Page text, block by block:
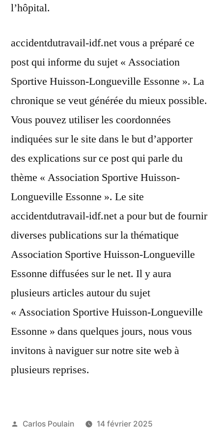
l’hôpital.
accidentdutravail-idf.net vous a préparé ce
post qui informe du sujet « Association
Sportive Huisson-Longueville Essonne ». La
chronique se veut générée du mieux possible.
Vous pouvez utiliser les coordonnées
indiquées sur le site dans le but d’apporter
des explications sur ce post qui parle du
thème « Association Sportive Huisson-
Longueville Essonne ». Le site
accidentdutravail-idf.net a pour but de fournir
diverses publications sur la thématique
Association Sportive Huisson-Longueville
Essonne diffusées sur le net. Il y aura
plusieurs articles autour du sujet
« Association Sportive Huisson-Longueville
Essonne » dans quelques jours, nous vous
invitons à naviguer sur notre site web à
plusieurs reprises.
Publié
Carlos Poulain
14 février 2025